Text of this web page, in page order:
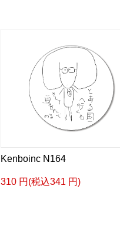
Kenboinc N164
310 円(税込341 円)